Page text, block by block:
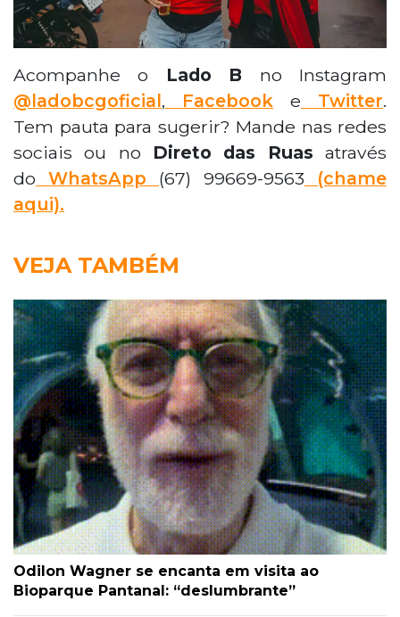
Acompanhe o Lado B no Instagram
@ladobcgoficial, Facebook e Twitter.
Tem pauta para sugerir? Mande nas redes
sociais ou no Direto das Ruas através
do WhatsApp (67) 99669-9563 (chame
aqui).
VEJA TAMBÉM
Odilon Wagner se encanta em visita ao
Bioparque Pantanal: “deslumbrante”